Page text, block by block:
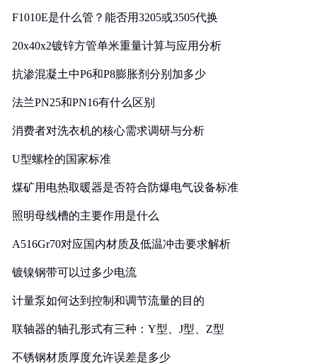
F1010E是什么管？能否用3205或3505代换
20x40x2镀锌方管单米重量计算与应用分析
抗渗混凝土中P6和P8膨胀剂分别加多少
法兰PN25和PN16有什么区别
消费者对洗衣机的核心需求调研与分析
U型螺栓的国家标准
煤矿用电热取暖器是否符合防爆电气设备标准
照明母线槽的主要作用是什么
A516Gr70对应国内材质及低温冲击要求解析
镀镍钢带可以过多少电流
计量泵如何达到控制和调节流量的目的
联轴器的轴孔形式有三种：Y型、J型、Z型
不锈钢材质厚度允许误差是多少